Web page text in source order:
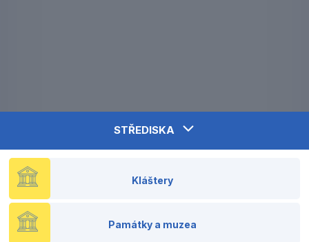
STŘEDISKA
Kláštery
Památky a muzea